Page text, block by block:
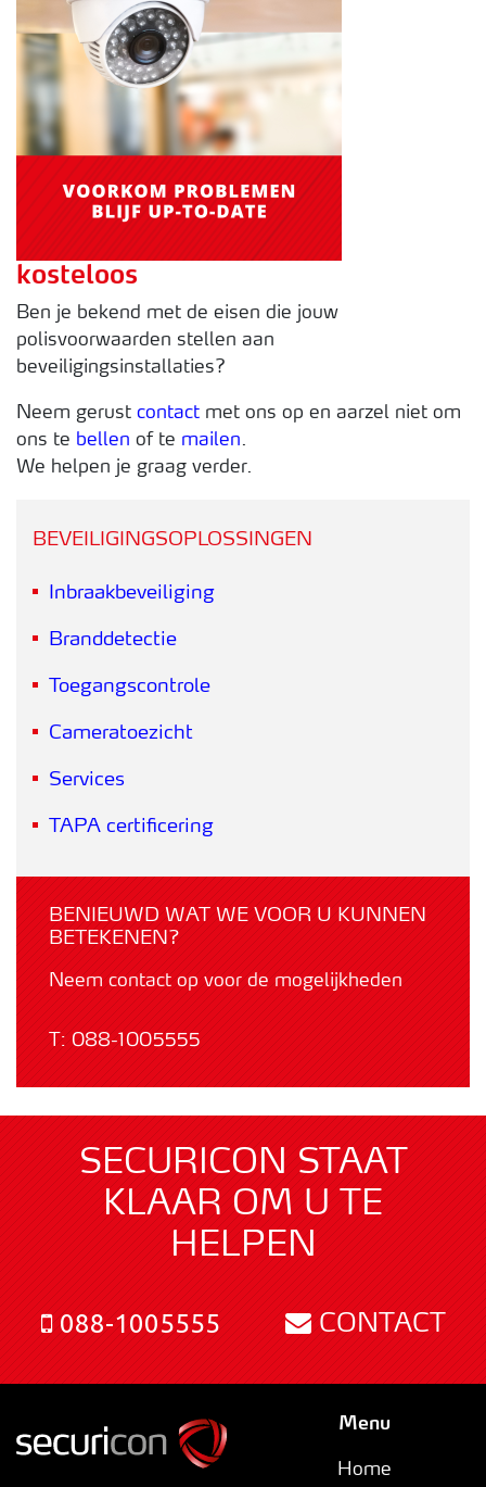
kosteloos
Ben je bekend met de eisen die jouw
polisvoorwaarden stellen aan
beveiligingsinstallaties?
Neem gerust contact met ons op en aarzel niet om
ons te bellen of te mailen.
We helpen je graag verder.
BEVEILIGINGSOPLOSSINGEN
Inbraakbeveiliging
Branddetectie
Toegangscontrole
Cameratoezicht
Services
TAPA certificering
BENIEUWD WAT WE VOOR U KUNNEN
BETEKENEN?
Neem contact op voor de mogelijkheden
T:088-1005555
SECURICON STAAT
KLAAR OM U TE
HELPEN
088-1005555 CONTACT
Menu
Home